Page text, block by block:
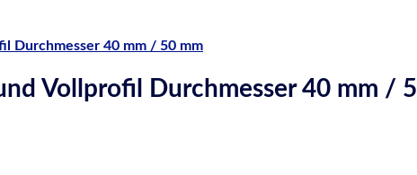
Durchmesser 40 mm / 50 mm
Vollprofil Durchmesser 40 mm /